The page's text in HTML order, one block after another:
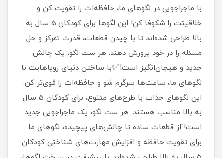
با ماجراجویی در لگوهای ما، حافظه‌ات را تقویت کن و
خلاقیتت را شکوفا کن! این لگوها برای کودکان 5 سال به
بالا طراحی شده‌اند تا با چیدن قطعات، قدرت تمرکز و حل
مسئله را در خود پرورش دهند. هر ست لگو، یک چالش
جدید و هیجان‌انگیز است!"✨با ساختن دنیای رویاهایت با
لگوهای ما، ساعت‌ها سرگرم شو و حافظه‌ات را قوی‌تر کن.
این لگوهای جذاب با طرح‌های متنوع، برای کودکان 5 سال
به بالا مناسب هستند. هر ست لگو، یک ماجراجویی جدید
است!"از قطعات ساده تا چالش‌های پیچیده، لگوهای ما
برای تقویت حافظه و افزایش مهارت‌های شناختی کودکان